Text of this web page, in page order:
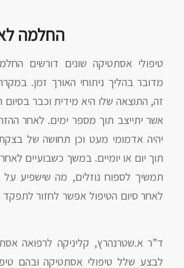
החלמה
טיפולי אסתטיקה שונים דורשים
מדובר בהליך ניתוחי האורך זמן.
זה, התוצאה שלו היא מידית וכבר בסיום
אשר יתייצב תוך מספר ימים. לאחר
יהיה אדמומי מעט וכן תחושה של
תוך יום או יומיים. במשך כשבועיים
תמשיך לספוח נוזלים, מה שישפיע
לאחר סיום הטיפול אפשר לחזור לתפקד
ד”ר א.שטרנהרץ, קליניקה לרפואה
לבצע שלל טיפולי אסתטיקה ובהם